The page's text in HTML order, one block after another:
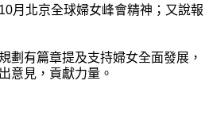
月北京全球婦女峰會精神；又說報
劃有篇章提及支持婦女全面發展，
意見，貢獻力量。